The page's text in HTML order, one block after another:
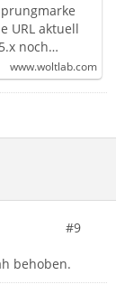
URL aktuell
noch…
www.woltlab.com
#9
behoben.